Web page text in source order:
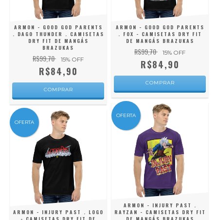
ARMON - GOOD GOD PARENTS
. DAGO THUNDER . CAMISETAS
DRY FIT DE MANGÁS
BRAZUKAS
R$99,70 15% OFF
R$84,90
COMPRAR
ARMON - GOOD GOD PARENTS
. FOX - CAMISETAS DRY FIT
DE MANGÁS BRAZUKAS
R$99,70 15% OFF
R$84,90
COMPRAR
OFERTA
ARMON - INJURY PAST . LOGO
OFERTA
ARMON - INJURY PAST .
RAYZAN - CAMISETAS DRY FIT